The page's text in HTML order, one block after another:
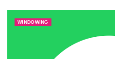
WINDOWING